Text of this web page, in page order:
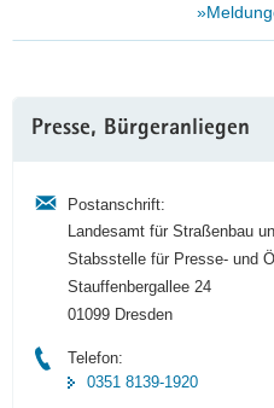
Information
Presse, Bürgeranliegen
Postanschrift:
Landesamt für Straßenbau
Stabsstelle für Presse- und
Stauffenbergallee 24
01099 Dresden
Telefon:
0351 8139-1920